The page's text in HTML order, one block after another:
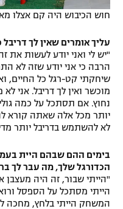
חוש הכיבוש היה קם אצלו
עליך אומרים שאין לך
"יש לי ואני יודע לעשות את
הרבה כי אני יודע שזה לא
שיחקתי קט-רגל כל החיים,
מוכשר ואין לך דריבל. אני
נחוץ. אם תסתכל על כמה
יותר מכל אלה שאתה קורא
לא להשתמש בדריבל יותר
בימים ההם שבהם היית
הכדורגל שלך, מה עבר לך
"הייתי שבור, זה היה מעצבן
הייתי מסתכל על הספסל